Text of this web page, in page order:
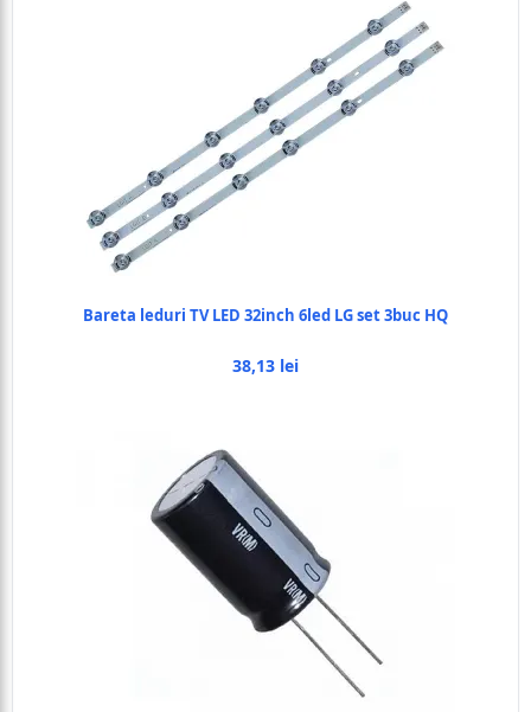
Bareta leduri TV LED 32inch 6led LG set 3buc HQ
38,13 lei